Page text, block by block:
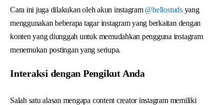
Cara ini juga dilakukan oleh akun instagram@hellostudsyang
menggunakan beberapa tagar instagram yang berkaitan dengan
konten yang diunggah untuk memudahkan pengguna instagram
menemukan postingan yang seriupa.
Interaksi dengan Pengikut Anda
Salah satu alasan mengapa content creator instagram memiliki